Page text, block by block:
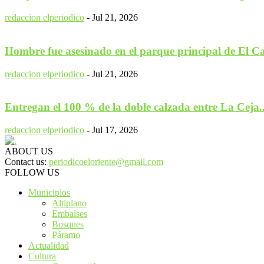
redaccion elperiodico - Jul 21, 2026
Hombre fue asesinado en el parque principal de El
redaccion elperiodico - Jul 21, 2026
Entregan el 100 % de la doble calzada entre La
redaccion elperiodico - Jul 17, 2026
ABOUT US
Contact us: periodicoeloriente@gmail.com
FOLLOW US
Municipios
Altiplano
Embalses
Bosques
Páramo
Actualidad
Cultura